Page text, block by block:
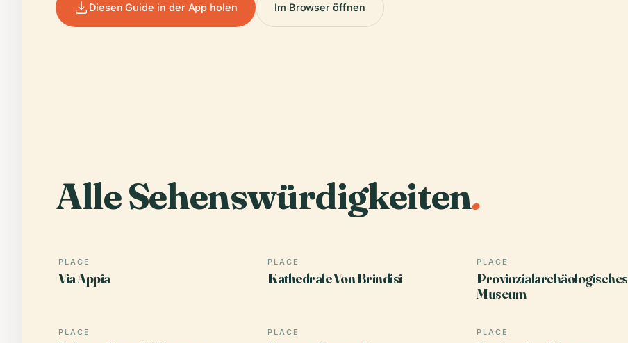
Diesen Guide in der App holen Im Browser öffnen
Alle Sehenswürdigkeiten.
PLACE
Via Appia
PLACE
Kathedrale Von Brindisi
PLACE
Provinzialarchäologisches
Museum
PLACE PLACE PLACE